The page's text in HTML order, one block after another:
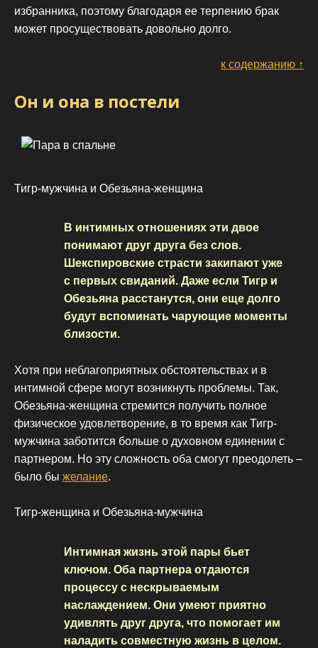
избранника, поэтому благодаря ее терпению брак
может просуществовать довольно долго.
к содержанию ↑
Он и она в постели
Тигр-мужчина и Обезьяна-женщина
В интимных отношениях эти двое
понимают друг друга без слов.
Шекспировские страсти закипают уже
с первых свиданий. Даже если Тигр и
Обезьяна расстанутся, они еще долго
будут вспоминать чарующие моменты
близости.
Хотя при неблагоприятных обстоятельствах и в
интимной сфере могут возникнуть проблемы. Так,
Обезьяна-женщина стремится получить полное
физическое удовлетворение, в то время как Тигр-
мужчина заботится больше о духовном единении с
партнером. Но эту сложность оба смогут преодолеть –
было бы желание.
Тигр-женщина и Обезьяна-мужчина
Интимная жизнь этой пары бьет
ключом. Оба партнера отдаются
процессу с нескрываемым
наслаждением. Они умеют приятно
удивлять друг друга, что помогает им
наладить совместную жизнь в целом.